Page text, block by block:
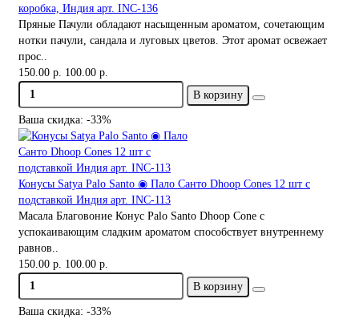
коробка, Индия арт. INC-136
Пряные Пачули обладают насыщенным ароматом, сочетающим
нотки пачули, сандала и луговых цветов. Этот аромат освежает
прос..
150.00 р. 100.00 р.
В корзину
Ваша скидка: -33%
Конусы Satya Palo Santo ◉ Пало Санто Dhoop Cones 12 шт с
подставкой Индия арт. INC-113
Масала Благовоние Конус Palo Santo Dhoop Cone с
успокаивающим сладким ароматом способствует внутреннему
равнов..
150.00 р. 100.00 р.
В корзину
Ваша скидка: -33%